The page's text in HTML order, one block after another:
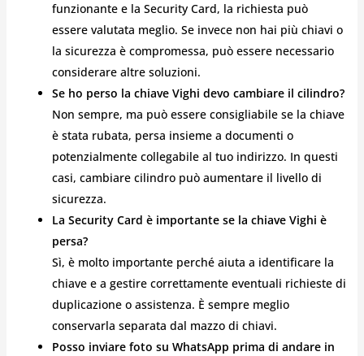
funzionante e la Security Card, la richiesta può
essere valutata meglio. Se invece non hai più chiavi o
la sicurezza è compromessa, può essere necessario
considerare altre soluzioni.
Se ho perso la chiave Vighi devo cambiare il cilindro?
Non sempre, ma può essere consigliabile se la chiave
è stata rubata, persa insieme a documenti o
potenzialmente collegabile al tuo indirizzo. In questi
casi, cambiare cilindro può aumentare il livello di
sicurezza.
La Security Card è importante se la chiave Vighi è
persa?
Sì, è molto importante perché aiuta a identificare la
chiave e a gestire correttamente eventuali richieste di
duplicazione o assistenza. È sempre meglio
conservarla separata dal mazzo di chiavi.
Posso inviare foto su WhatsApp prima di andare in